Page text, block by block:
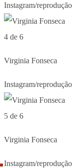
Instagram/reprodução
4 de 6
Virginia Fonseca
Instagram/reprodução
5 de 6
Virginia Fonseca
Instagram/reprodução